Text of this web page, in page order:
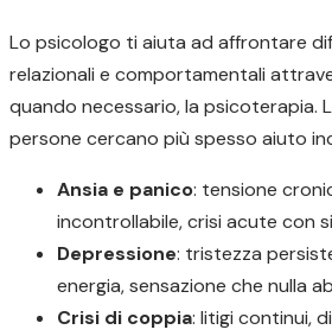
Lo psicologo ti aiuta ad affrontare
relazionali e comportamentali
quando necessario, la psicoterapia.
persone cercano più spesso aiuto
Ansia e panico: tensione
incontrollabile, crisi acute con
Depressione: tristezza
energia, sensazione che nulla
Crisi di coppia: litigi continui,